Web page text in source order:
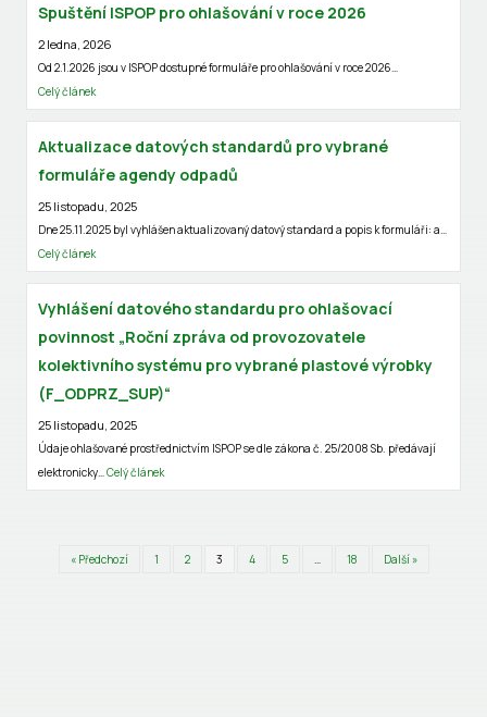
Spuštění ISPOP pro ohlašování v roce 2026
2 ledna, 2026
Od 2.1.2026 jsou v ISPOP dostupné formuláře pro ohlašování v roce 2026…
Celý článek
Aktualizace datových standardů pro vybrané
formuláře agendy odpadů
25 listopadu, 2025
Dne 25.11.2025 byl vyhlášen aktualizovaný datový standard a popis k formuláři: a…
Celý článek
Vyhlášení datového standardu pro ohlašovací
povinnost „Roční zpráva od provozovatele
kolektivního systému pro vybrané plastové výrobky
(F_ODPRZ_SUP)“
25 listopadu, 2025
Údaje ohlašované prostřednictvím ISPOP se dle zákona č. 25/2008 Sb. předávají
elektronicky…Celý článek
« Předchozí 1 2 3 4 5 … 18 Další »